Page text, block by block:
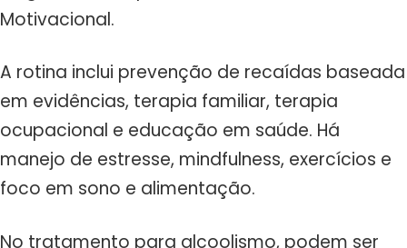
Motivacional.
A rotina inclui prevenção de recaídas baseada
em evidências, terapia familiar, terapia
ocupacional e educação em saúde. Há
manejo de estresse, mindfulness, exercícios e
foco em sono e alimentação.
No tratamento para alcoolismo, podem ser